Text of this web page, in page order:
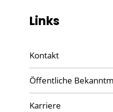
Links
Kontakt
Öffentliche
Karriere